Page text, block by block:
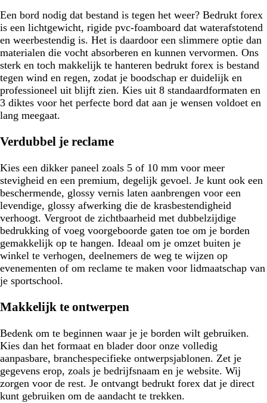
Een bord nodig dat bestand is tegen het weer? Bedrukt forex
is een lichtgewicht, rigide pvc-foamboard dat waterafstotend
en weerbestendig is. Het is daardoor een slimmere optie dan
materialen die vocht absorberen en kunnen vervormen. Ons
sterk en toch makkelijk te hanteren bedrukt forex is bestand
tegen wind en regen, zodat je boodschap er duidelijk en
professioneel uit blijft zien. Kies uit 8 standaardformaten en
3 diktes voor het perfecte bord dat aan je wensen voldoet en
lang meegaat.
Verdubbel je reclame
Kies een dikker paneel zoals 5 of 10 mm voor meer
stevigheid en een premium, degelijk gevoel. Je kunt ook een
beschermende, glossy vernis laten aanbrengen voor een
levendige, glossy afwerking die de krasbestendigheid
verhoogt. Vergroot de zichtbaarheid met dubbelzijdige
bedrukking of voeg voorgeboorde gaten toe om je borden
gemakkelijk op te hangen. Ideaal om je omzet buiten je
winkel te verhogen, deelnemers de weg te wijzen op
evenementen of om reclame te maken voor lidmaatschap van
je sportschool.
Makkelijk te ontwerpen
Bedenk om te beginnen waar je je borden wilt gebruiken.
Kies dan het formaat en blader door onze volledig
aanpasbare, branchespecifieke ontwerpsjablonen. Zet je
gegevens erop, zoals je bedrijfsnaam en je website. Wij
zorgen voor de rest. Je ontvangt bedrukt forex dat je direct
kunt gebruiken om de aandacht te trekken.